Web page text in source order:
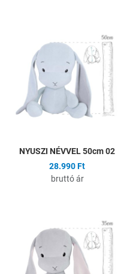
NYUSZI NÉVVEL 50cm 02
28.990 Ft
bruttó ár